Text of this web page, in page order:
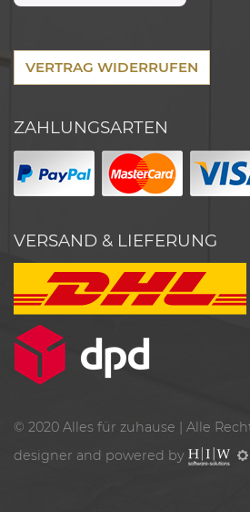
VERTRAG WIDERRUFEN
ZAHLUNGSARTEN
VERSAND & LIEFERUNG
© 2020 Alles für zuhause | Alle
designer and powered by